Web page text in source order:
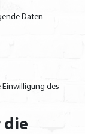
Daten
Einwilligung des
die